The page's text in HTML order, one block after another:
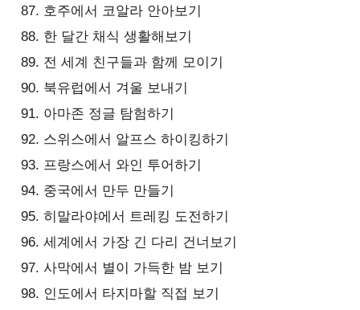
호주에서 코알라 안아보기
한 달간 채식 생활해보기
전 세계 친구들과 함께 모이기
북유럽에서 겨울 보내기
아마존 정글 탐험하기
스위스에서 알프스 하이킹하기
프랑스에서 와인 투어하기
중국에서 만두 만들기
히말라야에서 트레킹 도전하기
세계에서 가장 긴 다리 건너보기
사막에서 별이 가득한 밤 보기
인도에서 타지마할 직접 보기